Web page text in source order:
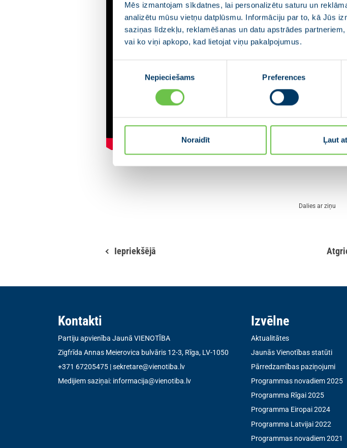
Mēs izmantojam sīkdatnes, lai personalizētu saturu un
analizētu mūsu vietņu datplūsmu. Informāciju par to, kā Jūs
saziņas līdzekļu, reklamēšanas un datu apstrādes
vai ko viņi apkopo, kad lietojat viņu pakalpojumus.
Nepieciešams Preferences
Noraidīt Ļaut
Dalies ar ziņu
Iepriekšējā
Kontakti
Partiju apvienība Jaunā VIENOTĪBA
Zigfrīda Annas Meierovica bulvāris 12-3, Rīga, LV-1050
+371 67205475 |sekretare@vienotiba.lv
Medijiem saziņai: informacija@vienotiba.lv
Izvēlne
Aktualitātes
Jaunās Vienotības statūti
Pārredzamības paziņojumi
Programmas novadiem 2025
Programma Rīgai 2025
Programma Eiropai 2024
Programma Latvijai 2022
Programmas novadiem 2021